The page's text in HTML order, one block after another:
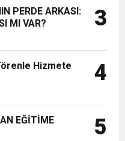
PERDE ARKASI:
MI VAR?
3
Hizmete
4
EĞİTİME
5